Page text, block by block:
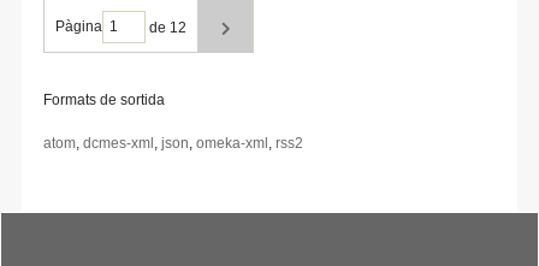
Pàgina de 12
Formats de sortida
atom dcmes-xml json omeka-xml rss2